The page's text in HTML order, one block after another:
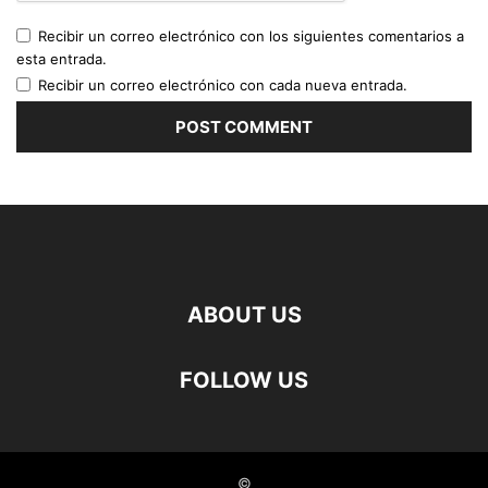
Recibir un correo electrónico con los siguientes comentarios a
esta entrada.
Recibir un correo electrónico con cada nueva entrada.
ABOUT US
FOLLOW US
©